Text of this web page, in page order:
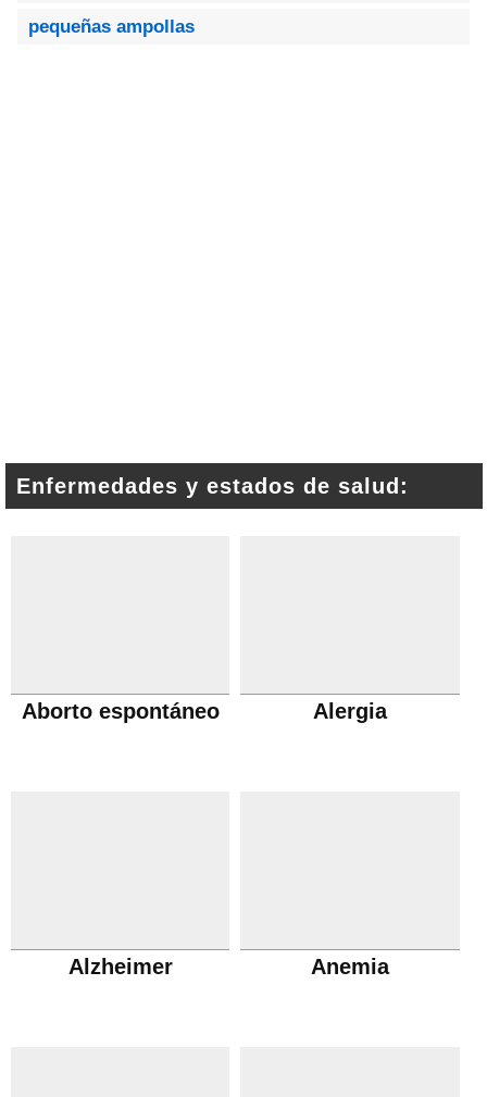
pequeñas ampollas
Enfermedades y estados de salud:
Aborto espontáneo Alergia
Alzheimer Anemia